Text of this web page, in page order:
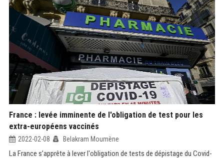
France : levée imminente de l'obligation de test pour les
extra-européens vaccinés
2022-02-08 Belakram Moumène
La France s’apprête à lever l'obligation de tests de dépistage du Covid-